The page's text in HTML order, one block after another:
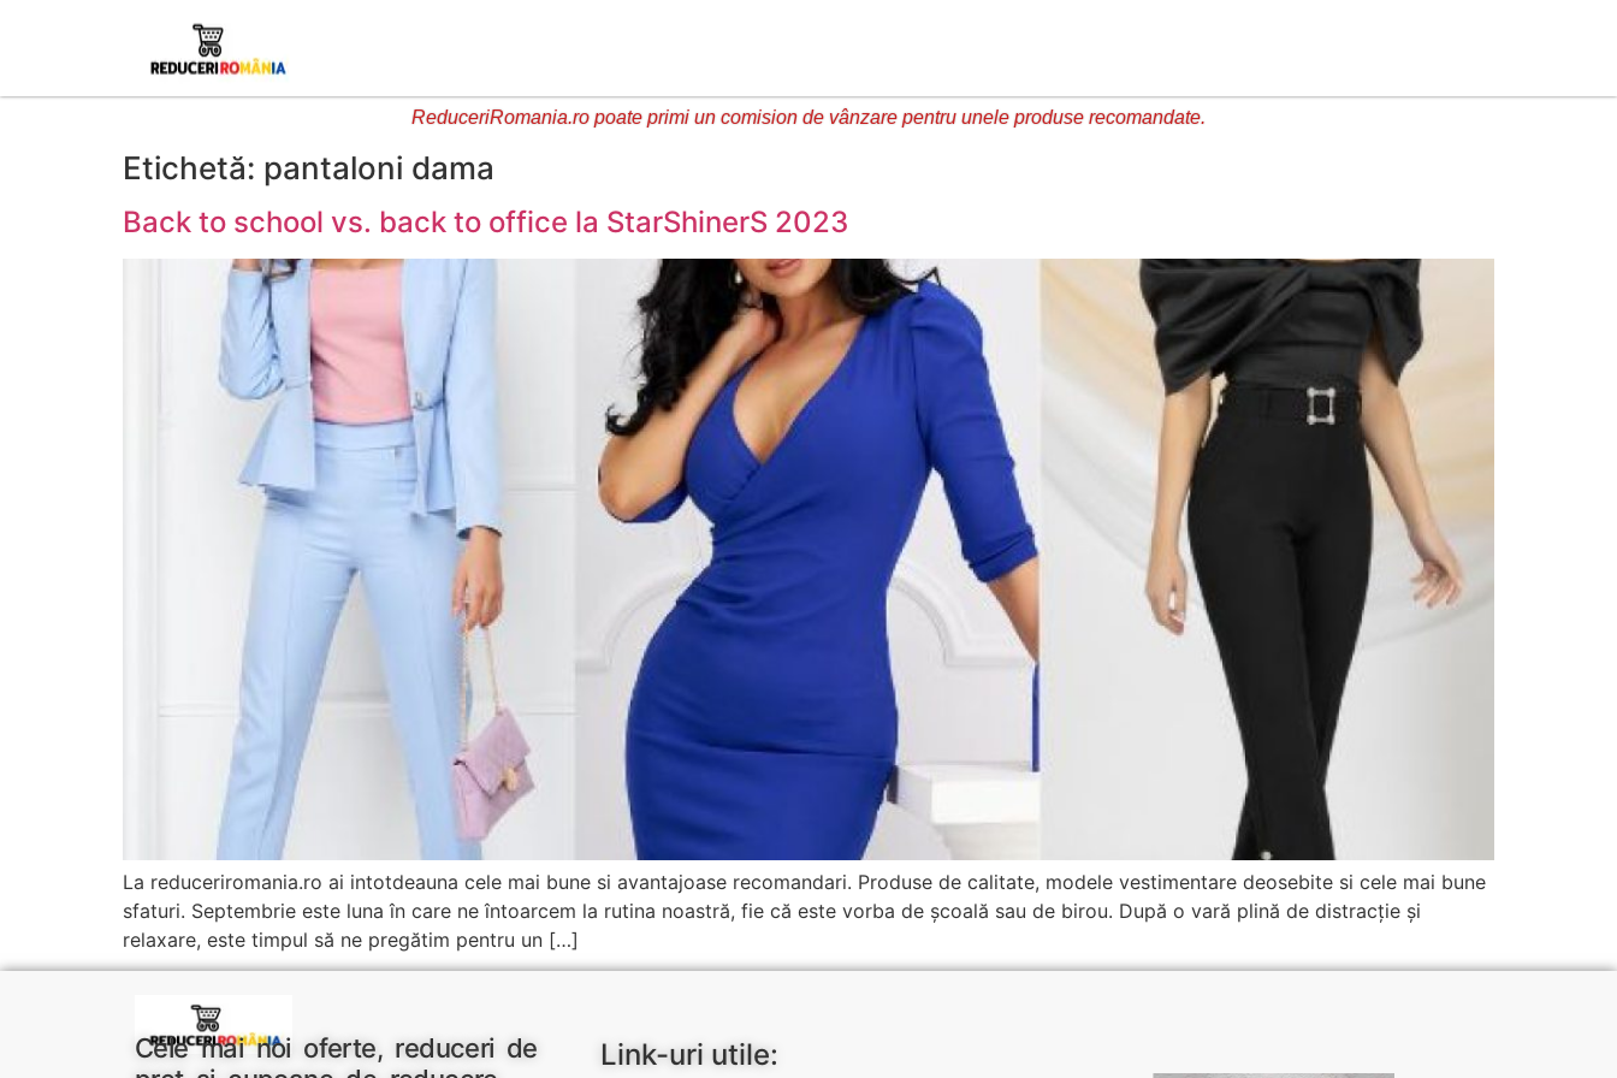
ReduceriRomania.ro poate primi un comision de vânzare pentru unele produse recomandate.
Etichetă: pantaloni dama
Back to school vs. back to office la StarShinerS 2023
La reduceriromania.ro ai intotdeauna cele mai bune si avantajoase recomandari. Produse de calitate, modele vestimentare deosebite si cele mai bune
sfaturi. Septembrie este luna în care ne întoarcem la rutina noastră, fie că este vorba de școală sau de birou. După o vară plină de distracție și
relaxare, este timpul să ne pregătim pentru un […]
Cele mai noi oferte, reduceri de
Link-uri utile: